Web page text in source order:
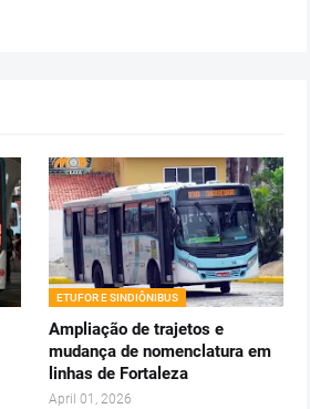
ETUFOR E SINDIÔNIBUS
Ampliação de trajetos e
mudança de nomenclatura em
linhas de Fortaleza
April 01, 2026